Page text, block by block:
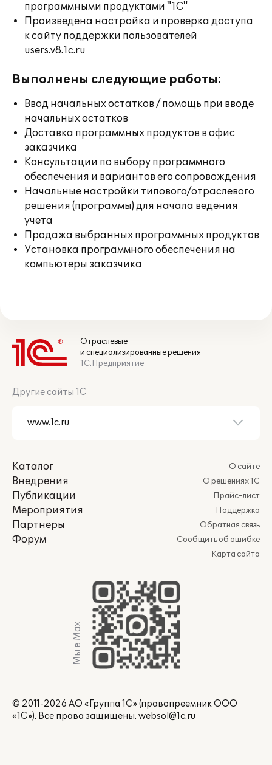
программными продуктами "1С"
Произведена настройка и проверка доступа
к сайту поддержки пользователей
users.v8.1c.ru
Выполнены следующие работы:
Ввод начальных остатков / помощь при вводе
начальных остатков
Доставка программных продуктов в офис
заказчика
Консультации по выбору программного
обеспечения и вариантов его сопровождения
Начальные настройки типового/отраслевого
решения (программы) для начала ведения
учета
Продажа выбранных программных продуктов
Установка программного обеспечения на
компьютеры заказчика
Отраслевые
и специализированные решения
1С:Предприятие
Другие сайты 1С
Каталог
Внедрения
Публикации
Мероприятия
Партнеры
Форум
О сайте
О решениях 1С
Прайс-лист
Поддержка
Обратная связь
Сообщить об ошибке
Карта сайта
Мы в Max
© 2011-2026 АО «Группа 1С» (правопреемник ООО
«1С»). Все права защищены. websol@1c.ru